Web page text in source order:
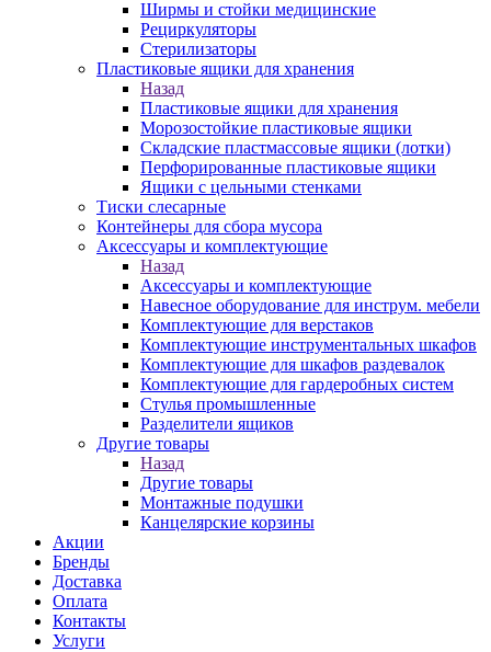
Ширмы и стойки медицинские
Рециркуляторы
Стерилизаторы
Пластиковые ящики для хранения
Назад
Пластиковые ящики для хранения
Морозостойкие пластиковые ящики
Складские пластмассовые ящики (лотки)
Перфорированные пластиковые ящики
Ящики с цельными стенками
Тиски слесарные
Контейнеры для сбора мусора
Аксессуары и комплектующие
Назад
Аксессуары и комплектующие
Навесное оборудование для инструм. мебели
Комплектующие для верстаков
Комплектующие инструментальных шкафов
Комплектующие для шкафов раздевалок
Комплектующие для гардеробных систем
Стулья промышленные
Разделители ящиков
Другие товары
Назад
Другие товары
Монтажные подушки
Канцелярские корзины
Акции
Бренды
Доставка
Оплата
Контакты
Услуги